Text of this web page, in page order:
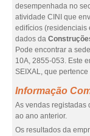
desempenhada no
atividade CINI que
edifícios (residenciais
dados da
Pode encontrar a
10A, 2855-053. Este
SEIXAL, que
Informação
As vendas registadas
ao ano anterior.
Os resultados da